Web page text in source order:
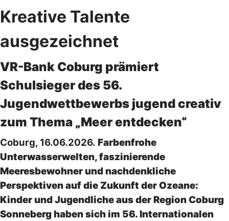
Kreative Talente
ausgezeichnet
VR-Bank Coburg prämiert
Schulsieger des 56.
Jugendwettbewerbs jugend creativ
zum Thema „Meer entdecken“
Coburg, 16.06.2026. Farbenfrohe
Unterwasserwelten, faszinierende
Meeresbewohner und nachdenkliche
Perspektiven auf die Zukunft der Ozeane:
Kinder und Jugendliche aus der Region Coburg
Sonneberg haben sich im 56. Internationalen